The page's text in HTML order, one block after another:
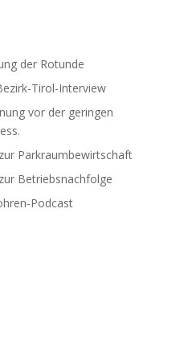
der Rotunde
Tirol-Interview
vor der geringen
Parkraumbewirtschaft
Betriebsnachfolge
Podcast